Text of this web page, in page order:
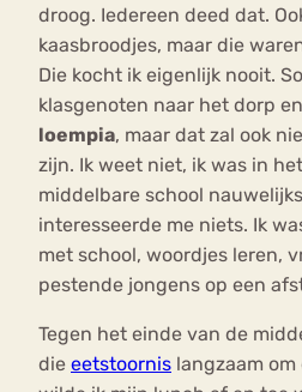
droog. Iedereen deed dat.
kaasbroodjes, maar die
Die kocht ik eigenlijk nooit.
klasgenoten naar het dorp
loempia, maar dat zal ook
zijn. Ik weet niet, ik was in
middelbare school
interesseerde me niets. Ik
met school, woordjes leren,
pestende jongens op een
Tegen het einde van de
die eetstoornis langzaam om